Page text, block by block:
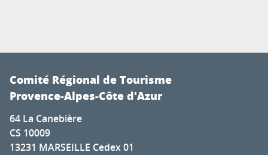
Comité Régional de Tourisme
Provence-Alpes-Côte d'Azur
64 La Canebière
CS 10009
13231 MARSEILLE Cedex 01